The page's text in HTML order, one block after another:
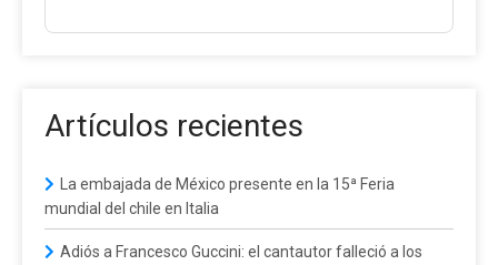
Artículos recientes
La embajada de México presente en la 15ª Feria
mundial del chile en Italia
Adiós a Francesco Guccini: el cantautor falleció a los